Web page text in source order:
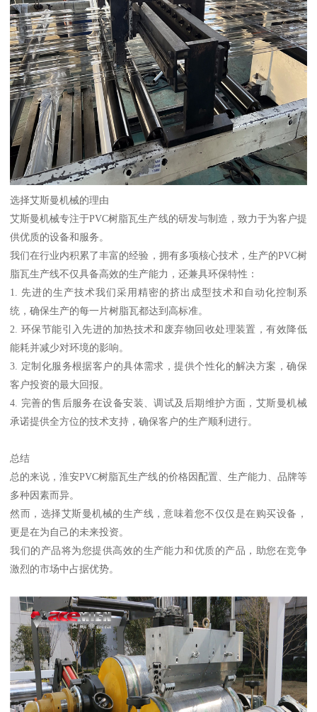
选择艾斯曼机械的理由
艾斯曼机械专注于PVC树脂瓦生产线的研发与制造，致力于为客户提
供优质的设备和服务。
我们在行业内积累了丰富的经验，拥有多项核心技术，生产的PVC树
脂瓦生产线不仅具备高效的生产能力，还兼具环保特性：
1. 先进的生产技术我们采用精密的挤出成型技术和自动化控制系
统，确保生产的每一片树脂瓦都达到高标准。
2. 环保节能引入先进的加热技术和废弃物回收处理装置，有效降低
能耗并减少对环境的影响。
3. 定制化服务根据客户的具体需求，提供个性化的解决方案，确保
客户投资的最大回报。
4. 完善的售后服务在设备安装、调试及后期维护方面，艾斯曼机械
承诺提供全方位的技术支持，确保客户的生产顺利进行。
总结
总的来说，淮安PVC树脂瓦生产线的价格因配置、生产能力、品牌等
多种因素而异。
然而，选择艾斯曼机械的生产线，意味着您不仅仅是在购买设备，
更是在为自己的未来投资。
我们的产品将为您提供高效的生产能力和优质的产品，助您在竞争
激烈的市场中占据优势。